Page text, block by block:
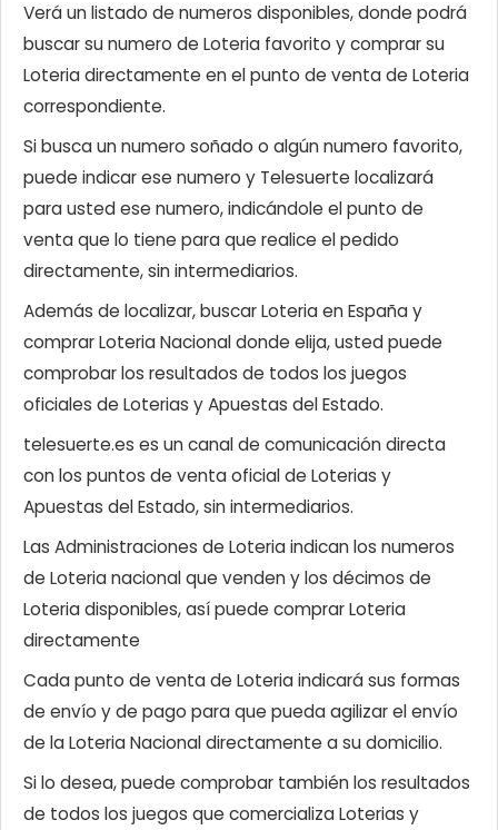
Verá un listado de numeros disponibles, donde podrá
buscar su numero de Loteria favorito y comprar su
Loteria directamente en el punto de venta de Loteria
correspondiente.
Si busca un numero soñado o algún numero favorito,
puede indicar ese numero y Telesuerte localizará
para usted ese numero, indicándole el punto de
venta que lo tiene para que realice el pedido
directamente, sin intermediarios.
Además de localizar, buscar Loteria en España y
comprar Loteria Nacional donde elija, usted puede
comprobar los resultados de todos los juegos
oficiales de Loterias y Apuestas del Estado.
telesuerte.es es un canal de comunicación directa
con los puntos de venta oficial de Loterias y
Apuestas del Estado, sin intermediarios.
Las Administraciones de Loteria indican los numeros
de Loteria nacional que venden y los décimos de
Loteria disponibles, así puede comprar Loteria
directamente
Cada punto de venta de Loteria indicará sus formas
de envío y de pago para que pueda agilizar el envío
de la Loteria Nacional directamente a su domicilio.
Si lo desea, puede comprobar también los resultados
de todos los juegos que comercializa Loterias y